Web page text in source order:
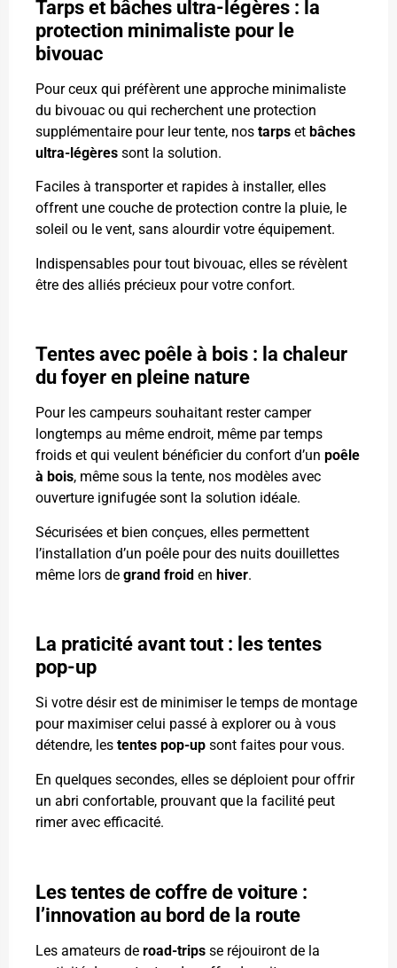
Tarps et bâches ultra-légères : la
protection minimaliste pour le
bivouac
Pour ceux qui préfèrent une approche minimaliste
du bivouac ou qui recherchent une protection
supplémentaire pour leur tente, nos tarps et bâches
ultra-légères sont la solution.
Faciles à transporter et rapides à installer, elles
offrent une couche de protection contre la pluie, le
soleil ou le vent, sans alourdir votre équipement.
Indispensables pour tout bivouac, elles se révèlent
être des alliés précieux pour votre confort.
Tentes avec poêle à bois : la chaleur
du foyer en pleine nature
Pour les campeurs souhaitant rester camper
longtemps au même endroit, même par temps
froids et qui veulent bénéficier du confort d’un poêle
à bois, même sous la tente, nos modèles avec
ouverture ignifugée sont la solution idéale.
Sécurisées et bien conçues, elles permettent
l’installation d’un poêle pour des nuits douillettes
même lors de grand froid en hiver.
La praticité avant tout : les tentes
pop-up
Si votre désir est de minimiser le temps de montage
pour maximiser celui passé à explorer ou à vous
détendre, les tentes pop-up sont faites pour vous.
En quelques secondes, elles se déploient pour offrir
un abri confortable, prouvant que la facilité peut
rimer avec efficacité.
Les tentes de coffre de voiture :
l’innovation au bord de la route
Les amateurs de road-trips se réjouiront de la